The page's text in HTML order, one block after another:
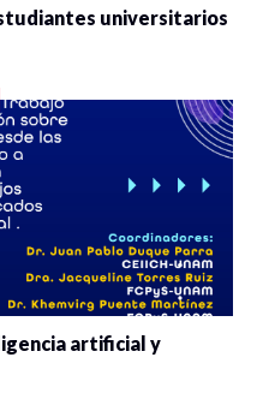
universitarios
artificial y